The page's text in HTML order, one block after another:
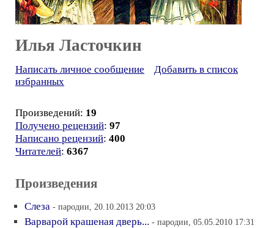
Илья Ласточкин
Написать личное сообщение
Добавить в список
избранных
Произведений: 19
Получено рецензий: 97
Написано рецензий: 400
Читателей: 6367
Произведения
Слеза - пародии, 20.10.2013 20:03
Варварой крашеная дверь... - пародии, 05.05.2010 17:31